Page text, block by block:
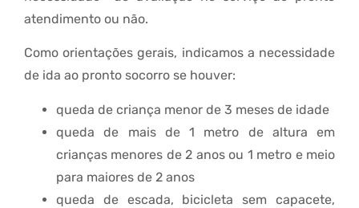
atendimento ou não.
Como orientações gerais, indicamos a necessidade
de ida ao pronto socorro se houver:
queda de criança menor de 3 meses de idade
queda de mais de 1 metro de altura em
crianças menores de 2 anos ou 1 metro e meio
para maiores de 2 anos
queda de escada, bicicleta sem capacete,